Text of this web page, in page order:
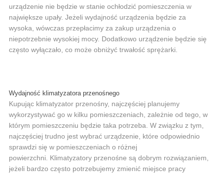
urządzenie nie będzie w stanie ochłodzić pomieszczenia w
największe upały. Jeżeli wydajność urządzenia będzie za
wysoka, wówczas przepłacimy za zakup urządzenia o
niepotrzebnie wysokiej mocy. Dodatkowo urządzenie będzie się
często wyłączało, co może obniżyć trwałość sprężarki.
Wydajność klimatyzatora przenośnego
Kupując klimatyzator przenośny, najczęściej planujemy
wykorzystywać go w kilku pomieszczeniach, zależnie od tego, w
którym pomieszczeniu będzie taka potrzeba. W związku z tym,
najczęściej trudno jest wybrać urządzenie, które odpowiednio
sprawdzi się w pomieszczeniach o różnej
powierzchni. Klimatyzatory przenośne są dobrym rozwiązaniem,
jeżeli bardzo często potrzebujemy zmienić miejsce pracy